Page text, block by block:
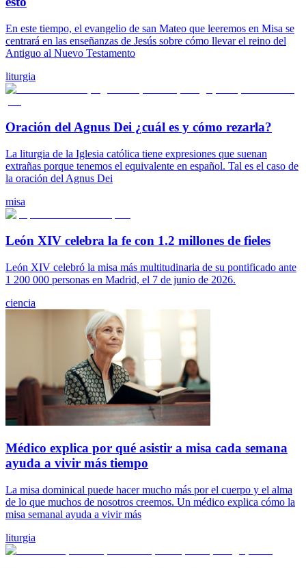
En este tiempo, el evangelio de san Mateo que leeremos en Misa se
centrará en las enseñanzas de Jesús sobre cómo llevar el reino del
Antiguo al Nuevo Testamento
liturgia
Oración del Agnus Dei ¿cuál es y cómo rezarla?
La liturgia de la Iglesia católica tiene expresiones que suenan
extrañas porque tenemos el equivalente en español. Tal es el caso de
la oración del Agnus Dei
misa
León XIV celebra la fe con 1.2 millones de fieles
León XIV celebró la misa más multitudinaria de su pontificado ante
1 200 000 personas en Madrid, el 7 de junio de 2026.
ciencia
Médico explica por qué asistir a misa cada semana
ayuda a vivir más tiempo
La misa dominical puede hacer mucho más por el cuerpo y el alma
de lo que muchos de nosotros creemos. Un médico explica cómo la
misa semanal ayuda a vivir más
liturgia